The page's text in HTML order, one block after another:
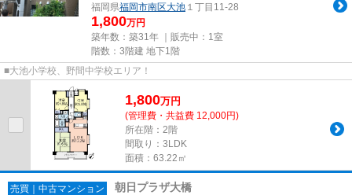
福岡県福岡市南区大池 １丁目11-28
1,800万円
築年数：築31年 ｜販売中： 1室
階数：3階建 地下1階
■大池小学校、野間中学校エリア！
1,800万円
(管理費・共益費 12,000円)
所在階：2階
間取り：3LDK
面積：63.22㎡
売買｜中古マンション 朝日プラザ大橋